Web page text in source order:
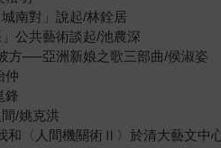
南對」說起/林銓居
公共藝術談起/池農深
方──亞洲新娘之歌三部曲/侯淑姿
仲
鋒
/姚克洪
和〈人間機關術Ⅱ〉於清大藝文中